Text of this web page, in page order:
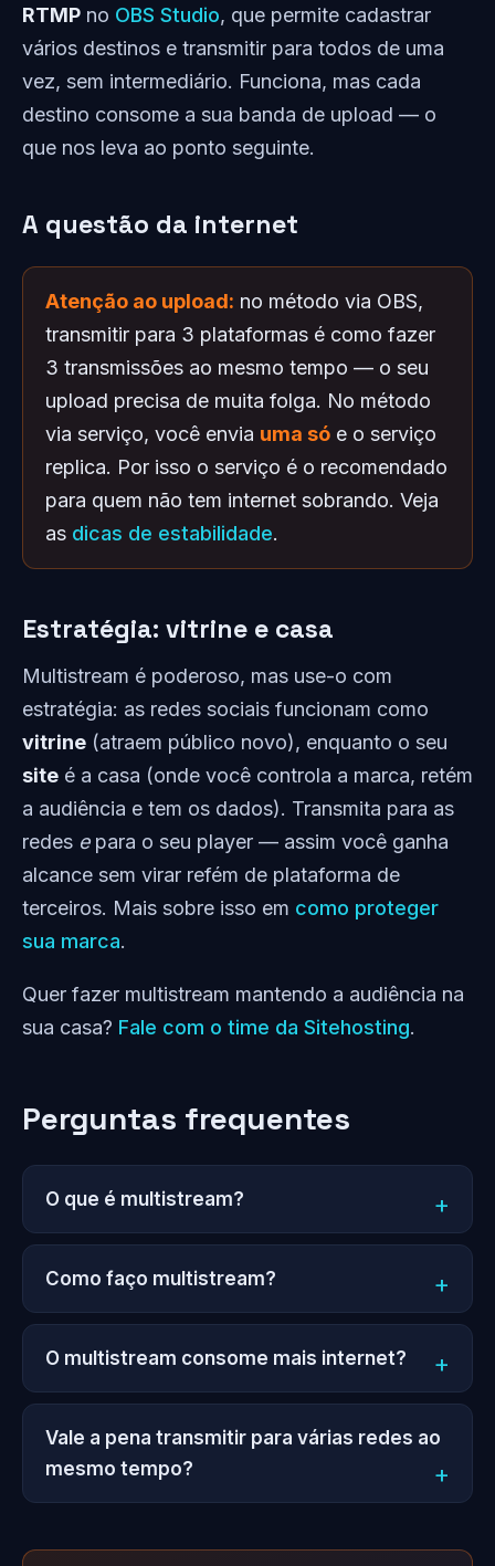
RTMP no OBS Studio, que permite cadastrar
vários destinos e transmitir para todos de uma
vez, sem intermediário. Funciona, mas cada
destino consome a sua banda de upload — o
que nos leva ao ponto seguinte.
A questão da internet
Atenção ao upload: no método via OBS,
transmitir para 3 plataformas é como fazer
3 transmissões ao mesmo tempo — o seu
upload precisa de muita folga. No método
via serviço, você envia uma só e o serviço
replica. Por isso o serviço é o recomendado
para quem não tem internet sobrando. Veja
as dicas de estabilidade.
Estratégia: vitrine e casa
Multistream é poderoso, mas use-o com
estratégia: as redes sociais funcionam como
vitrine (atraem público novo), enquanto o seu
site é a casa (onde você controla a marca, retém
a audiência e tem os dados). Transmita para as
redes epara o seu player — assim você ganha
alcance sem virar refém de plataforma de
terceiros. Mais sobre isso em como proteger
sua marca.
Quer fazer multistream mantendo a audiência na
sua casa? Fale com o time da Sitehosting.
Perguntas frequentes
O que é multistream?
Como faço multistream?
O multistream consome mais internet?
Vale a pena transmitir para várias redes ao
mesmo tempo?